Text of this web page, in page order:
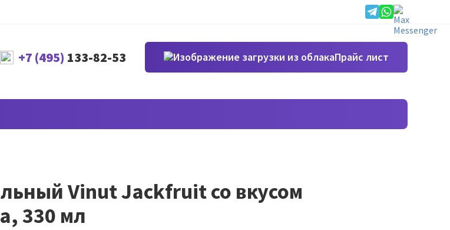
+7 (495) 133-82-53 Прайс лист
Vinut Jackfruit со вкусом
330 мл